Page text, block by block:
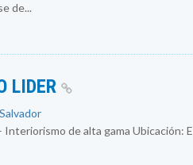
de...
LIDER
de alta gama Ubicación: